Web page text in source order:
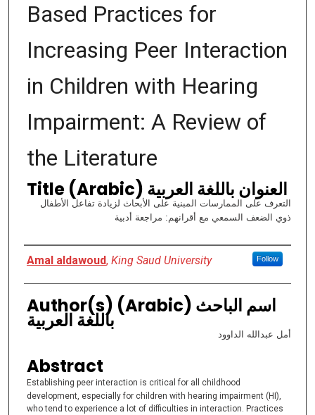
Based Practices for
Increasing Peer Interaction
in Children with Hearing
Impairment: A Review of
the Literature
Title (Arabic) العنوان باللغة العربية
التعرف على الممارسات المبنية على الأبحاث لزيادة تفاعل الأطفال
ذوي الضعف السمعي مع أقرانهم: مراجعة أدبية
Authors
Amal aldawoud, King Saud University Follow
Author(s) (Arabic) اسم الباحث
باللغة العربية
أمل عبدالله الداوود
Abstract
Establishing peer interaction is critical for all
childhood
development, especially for children with hearing impairment (HI),
who tend to experience a lot of difficulties in interaction. Practices